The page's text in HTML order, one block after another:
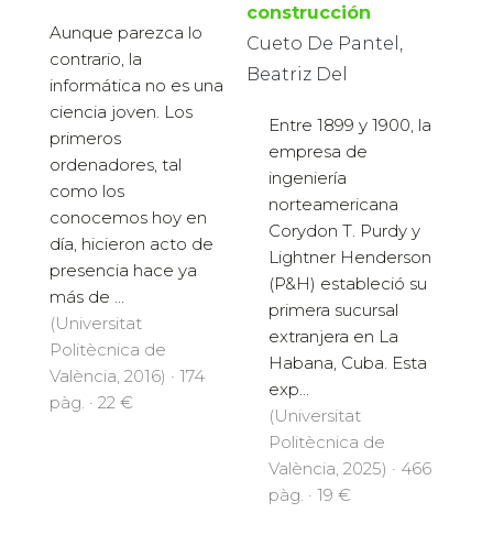
Aunque parezca lo
contrario, la
informática no es una
ciencia joven. Los
primeros
ordenadores, tal
como los
conocemos hoy en
día, hicieron acto de
presencia hace ya
más de ...
(Universitat
Politècnica de
València, 2016) · 174
pàg. · 22 €
construcción
Cueto De Pantel,
Beatriz Del
Entre 1899 y 1900, la
empresa de
ingeniería
norteamericana
Corydon T. Purdy y
Lightner Henderson
(P&H) estableció su
primera sucursal
extranjera en La
Habana, Cuba. Esta
exp...
(Universitat
Politècnica de
València, 2025) · 466
pàg. · 19 €